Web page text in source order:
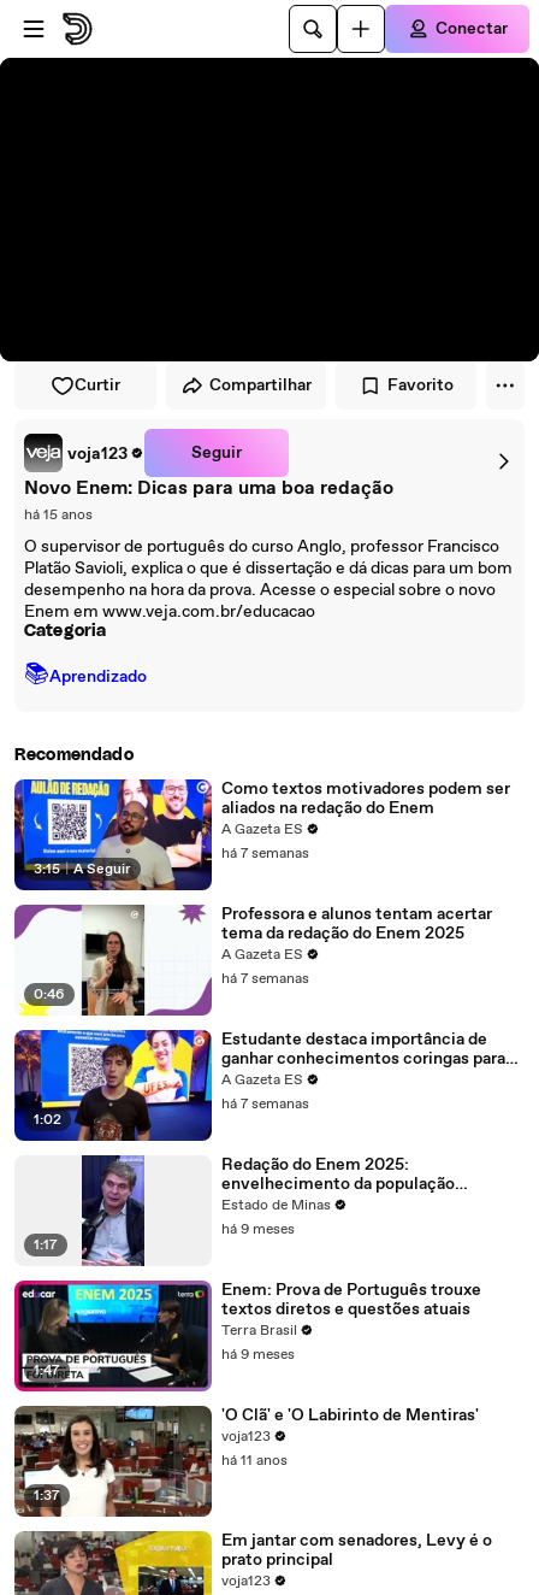
Pular para o player
Ir para o conteúdo principal
Conectar
Curtir Compartilhar Favorito
voja123 Seguir
Novo Enem: Dicas para uma boa redação
há 15 anos
O supervisor de português do curso Anglo, professor Francisco
Platão Savioli, explica o que é dissertação e dá dicas para um bom
desempenho na hora da prova. Acesse o especial sobre o novo
Enem em www.veja.com.br/educacao
Categoria
📚Aprendizado
Recomendado
3:15 | A Seguir
Como textos motivadores podem ser
aliados na redação do Enem
A Gazeta ES
há 7 semanas
0:46
Professora e alunos tentam acertar
tema da redação do Enem 2025
A Gazeta ES
há 7 semanas
1:02
Estudante destaca importância de
ganhar conhecimentos coringas para
uma boa redação do Enem
A Gazeta ES
há 7 semanas
1:17
Redação do Enem 2025:
envelhecimento da população
brasileira
Estado de Minas
há 9 meses
1:47
Enem: Prova de Português trouxe
textos diretos e questões atuais
Terra Brasil
há 9 meses
1:37
'O Clã' e 'O Labirinto de Mentiras'
voja123
há 11 anos
Em jantar com senadores, Levy é o
prato principal
voja123